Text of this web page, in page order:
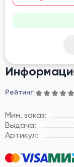
Рейтинг:
Мин. заказ:
Выдача:
Артикул: